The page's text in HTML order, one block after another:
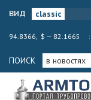
вид
94.8366, $ — 82.1665
ПОИСК в новостях